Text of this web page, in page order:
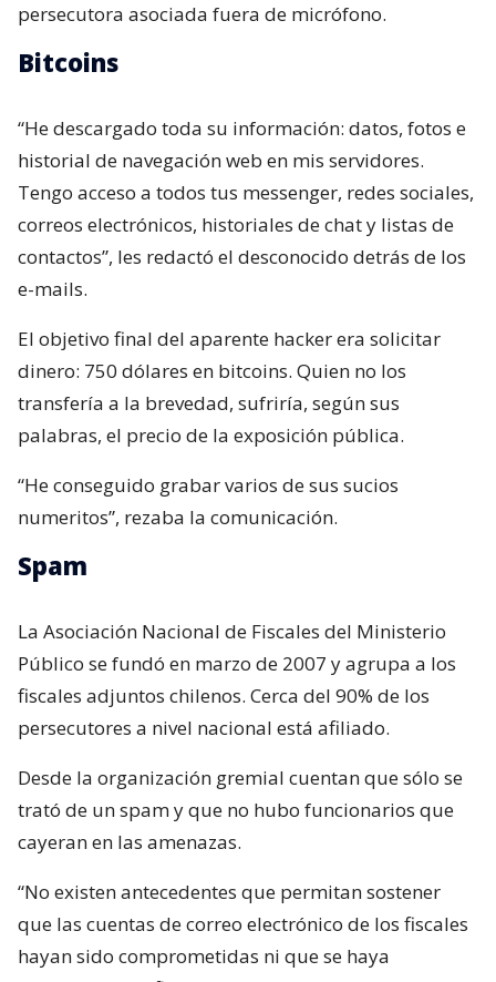
persecutora asociada fuera de micrófono.
Bitcoins
“He descargado toda su información: datos, fotos e
historial de navegación web en mis servidores.
Tengo acceso a todos tus messenger, redes sociales,
correos electrónicos, historiales de chat y listas de
contactos”, les redactó el desconocido detrás de los
e-mails.
El objetivo final del aparente hacker era solicitar
dinero: 750 dólares en bitcoins. Quien no los
transfería a la brevedad, sufriría, según sus
palabras, el precio de la exposición pública.
“He conseguido grabar varios de sus sucios
numeritos”, rezaba la comunicación.
Spam
La Asociación Nacional de Fiscales del Ministerio
Público se fundó en marzo de 2007 y agrupa a los
fiscales adjuntos chilenos. Cerca del 90% de los
persecutores a nivel nacional está afiliado.
Desde la organización gremial cuentan que sólo se
trató de un spam y que no hubo funcionarios que
cayeran en las amenazas.
“No existen antecedentes que permitan sostener
que las cuentas de correo electrónico de los fiscales
hayan sido comprometidas ni que se haya